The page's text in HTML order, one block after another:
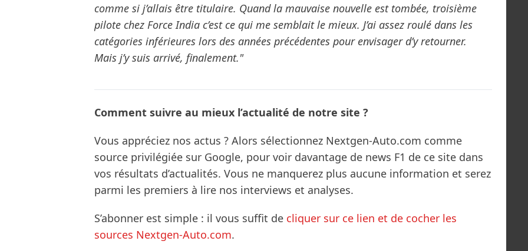
comme si j’allais être titulaire. Quand la mauvaise nouvelle est tombée, troisième
pilote chez Force India c’est ce qui me semblait le mieux. J’ai assez roulé dans les
catégories inférieures lors des années précédentes pour envisager d’y retourner.
Mais j’y suis arrivé, finalement."
Comment suivre au mieux l’actualité de notre site ?
Vous appréciez nos actus ? Alors sélectionnez Nextgen-Auto.com comme
source privilégiée sur Google, pour voir davantage de news F1 de ce site dans
vos résultats d’actualités. Vous ne manquerez plus aucune information et serez
parmi les premiers à lire nos interviews et analyses.
S’abonner est simple : il vous suffit de cliquer sur ce lien et de cocher les
sources Nextgen-Auto.com.